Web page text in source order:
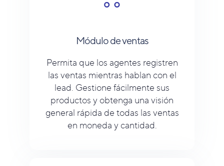
Módulo de ventas
Permita que los agentes registren
las ventas mientras hablan con el
lead. Gestione fácilmente sus
productos y obtenga una visión
general rápida de todas las ventas
en moneda y cantidad.